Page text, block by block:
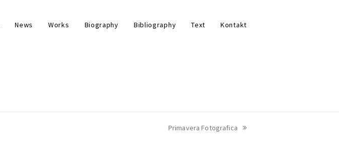
News Works Biography Bibliography Text Kontakt
Nächster
Primavera Fotografica